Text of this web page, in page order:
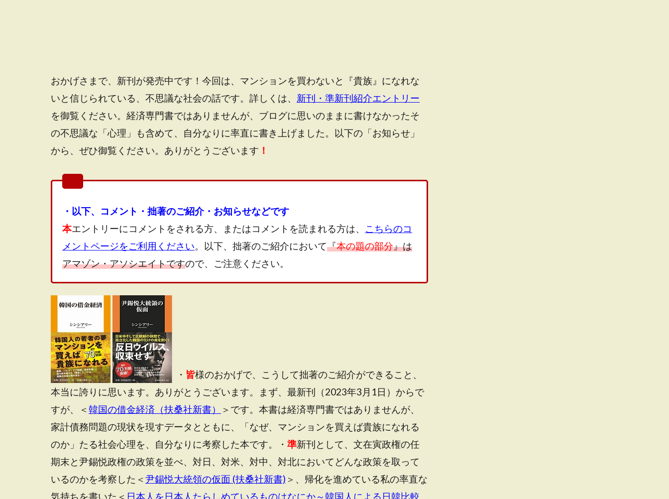
おかげさまで、新刊が発売中です！今回は、マンションを買わないと『貴族』になれな
いと信じられている、不思議な社会の話です。詳しくは、 新刊・準新刊紹介エントリー
を御覧ください。経済専門書ではありませんが、ブログに思いのままに書けなかったそ
の不思議な「心理」も含めて、自分なりに率直に書き上げました。以下の「お知らせ」
から、ぜひ御覧ください。ありがとうございます ！
・以下、コメント・拙著のご紹介・お知らせなどです
本エントリーにコメントをされる方、またはコメントを読まれる方は、 こちらのコ
メントページをご利用ください。以下、拙著のご紹介において『本の題の部分』は
アマゾン・アソシエイトですので、ご注意ください。
・ 皆様のおかげで、こうして拙著のご紹介ができること、
本当に誇りに思います。ありがとうございます。まず、最新刊（2023年3月1日）からで
すが、＜韓国の借金経済（扶桑社新書）
＞です。本書は経済専門書ではありませんが、
家計債務問題の現状を現すデータとともに、「なぜ、マンションを買えば貴族になれる
のか」たる社会心理を、自分なりに考察した本です。・ 準新刊として、文在寅政権の任
期末と尹錫悦政権の政策を並べ、対日、対米、対中、対北においてどんな政策を取って
いるのかを考察した＜尹錫悦大統領の仮面 (扶桑社新書) ＞、帰化を進めている私の率直な
気持ちを書いた＜ 日本人を日本人たらしめているものはなにか～韓国人による日韓比較